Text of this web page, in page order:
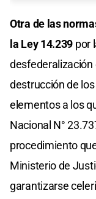
Otra de las
la Ley 14.239 por
destrucción de
elementos a los
Nacional N°
procedimiento
Ministerio de
garantizarse